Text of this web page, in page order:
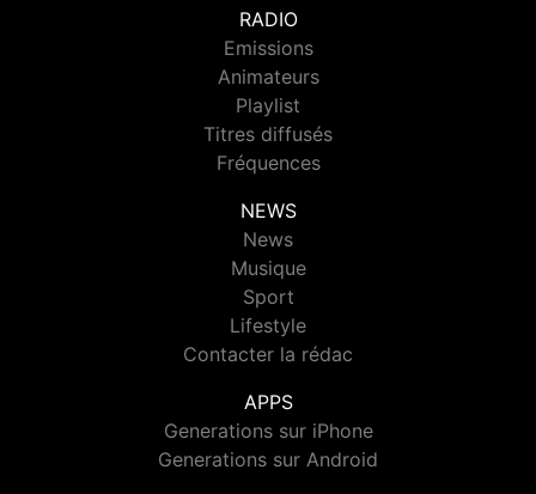
RADIO
Emissions
Animateurs
Playlist
Titres diffusés
Fréquences
NEWS
News
Musique
Sport
Lifestyle
Contacter la rédac
APPS
Generations sur iPhone
Generations sur Android